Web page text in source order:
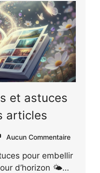
et astuces
articles
Aucun Commentaire
pour embellir
d’horizon 🌤️…